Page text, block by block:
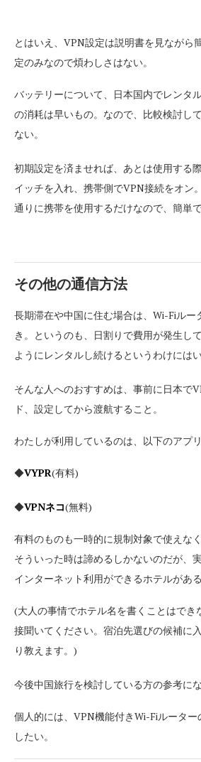
とはいえ、VPN設定は説明書を見ながら
定のみなので煩わしさはない。
バッテリーについて、日本国内でレンタ
の消耗は早いもの。なので、比較検討し
ない。
初期設定を済ませれば、あとは使用する
イッチを入れ、携帯側でVPN接続をオン
通りに携帯を使用するだけなので、簡単で
その他の通信方法
長期滞在や中国に住む場合は、Wi-Fiルー
き。というのも、日割りで費用が発生し
ようにレンタルし続けるというわけには
そんな人へのおすすめは、事前に日本で
ド、設定してから渡航すること。
わたしが利用しているのは、以下のアプリ
◆VYPR(有料)
◆VPNネコ(無料)
有料のものも一時的に規制対象で使えな
そういった時は諦めるしかないのだが、
インターネット利用ができるホテルがある
(大人の事情でホテル名を書くことはでき
接聞いてください。宿泊先選びの候補に
り教えます。)
今後中国旅行を検討している方の参考に
個人的には、VPN機能付きWi-Fiルータ
したい。